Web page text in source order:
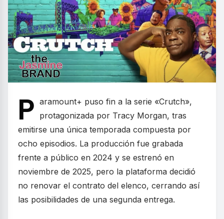
P aramount+ puso fin a la serie «Crutch»,
protagonizada por Tracy Morgan, tras
emitirse una única temporada compuesta por
ocho episodios. La producción fue grabada
frente a público en 2024 y se estrenó en
noviembre de 2025, pero la plataforma decidió
no renovar el contrato del elenco, cerrando así
las posibilidades de una segunda entrega.